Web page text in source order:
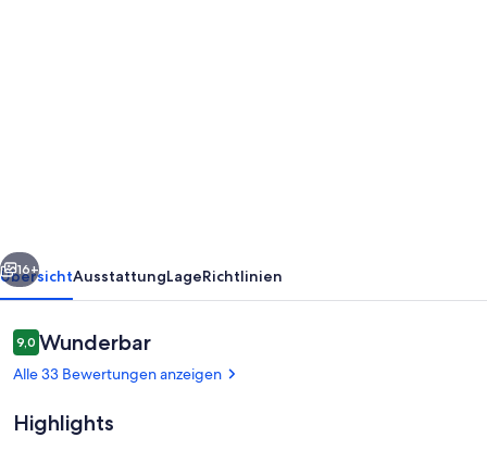
Weiter
16+
ÜbersichtAusstattungLageRichtlinien
Bewertungen
9,09,0 von 10.
Wunderbar
Alle 33 Bewertungen anzeigen
Highlights